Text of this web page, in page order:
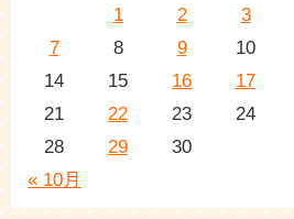
« 10月
1 2 3
7
8 9 10
14
15 16 17
21
22 23 24
28
29 30